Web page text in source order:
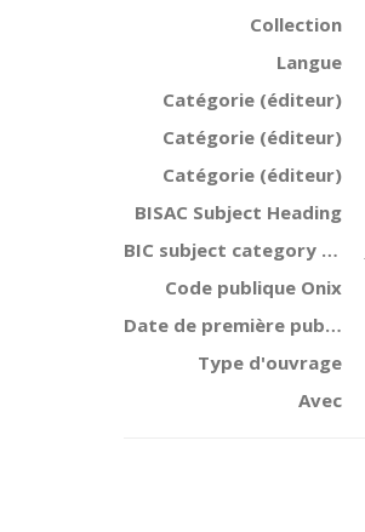
Collection
Langue
Catégorie (éditeur)
Catégorie (éditeur)
Catégorie (éditeur)
BISAC Subject Heading
BIC subject category (UK)
Code publique Onix
Date de première publication du titre
Type d'ouvrage
Avec